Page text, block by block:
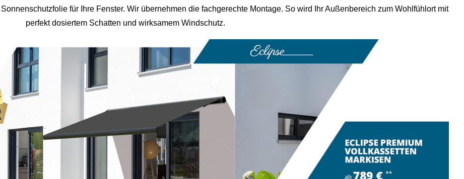
für Ihre Fenster. Wir übernehmen die fachgerechte Montage. So wird Ihr Außenbereich zum Wohlfühlort mit
perfekt dosiertem Schatten und wirksamem Windschutz.